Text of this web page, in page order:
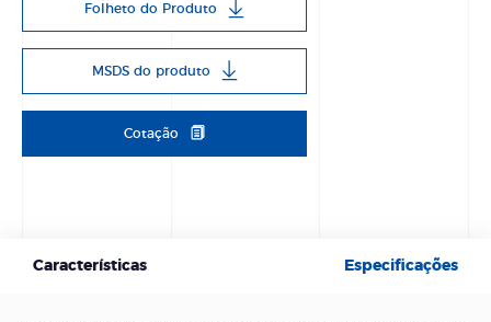
Folheto do Produto
MSDS do produto
Cotação
Características Especificações